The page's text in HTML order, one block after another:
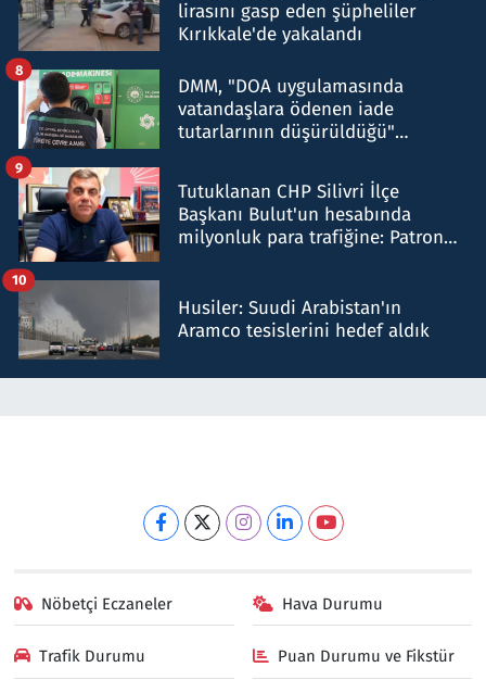
lirasını gasp eden şüpheliler
Kırıkkale'de yakalandı
DMM, "DOA uygulamasında
vatandaşlara ödenen iade
tutarlarının düşürüldüğü"
8
Tutuklanan CHP Silivri İlçe
Başkanı Bulut'un hesabında
milyonluk para trafiğine: Patron
9
Husiler: Suudi Arabistan'ın
Aramco tesislerini hedef aldık
10
Nöbetçi Eczaneler Hava Durumu
Trafik Durumu Puan Durumu ve Fikstür